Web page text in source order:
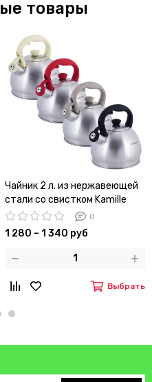
товары
Чайник 2 л. из нержавеющей
стали со свистком Kamille
KM-0693
0
1 280 – 1 340 руб
Выбрать